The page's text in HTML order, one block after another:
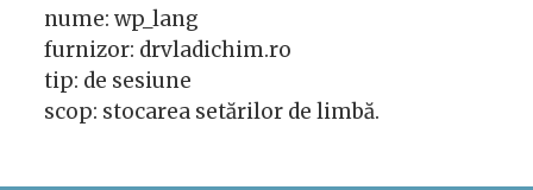
nume: wp_lang
furnizor: drvladichim.ro
tip: de sesiune
scop: stocarea setărilor de limbă.